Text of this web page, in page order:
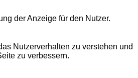
der Anzeige für den Nutzer.
Nutzerverhalten zu verstehen und
zu verbessern.